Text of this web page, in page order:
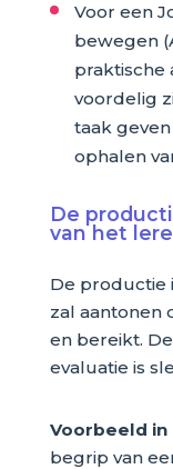
Voor een
bewegen
praktische
voordelig
taak
ophalen
De
van het
De productie
zal aantonen
en bereikt.
evaluatie is
Voorbeeld in
begrip van